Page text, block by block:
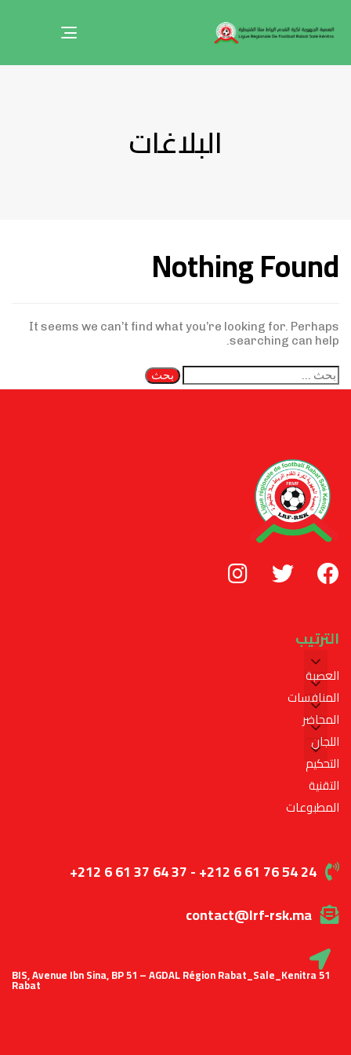
Toggle
البلاغات
Nothing Found
It seems we can’t find what you’re looking for. Perhaps
searching can help.
الترتيب
العصبة
المنافسات
المحاضر
اللجان
التحكيم
التقنية
المطبوعات
+212 6 61 37 64 37 - +212 6 61 76 54 24
contact@lrf-rsk.ma
51 BIS, Avenue Ibn Sina, BP 51 – AGDAL Région Rabat_Sale_Kenitra
Rabat